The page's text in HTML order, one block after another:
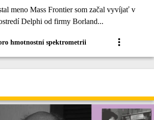
meno Mass Frontier som začal vyvíjať v
Delphi od firmy Borland...
hmotnostní spektrometrii